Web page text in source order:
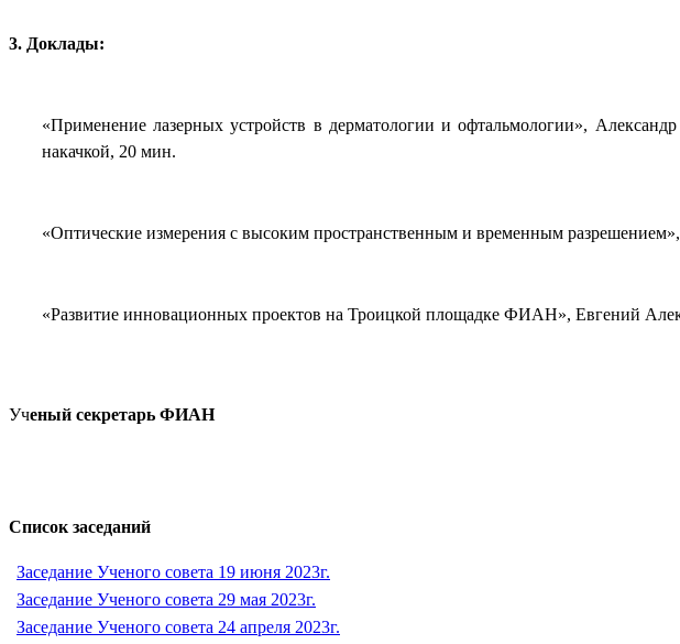
3. Доклады:
«Применение лазерных устройств в дерматологии и офтальмологии»,
накачкой, 20 мин.
«Оптические измерения с высоким пространственным и временным
«Развитие инновационных проектов на Троицкой площадке ФИАН», Евгений
Ученый секретарь ФИАН
Список заседаний
Заседание Ученого совета 19 июня 2023г.
Заседание Ученого совета 29 мая 2023г.
Заседание Ученого совета 24 апреля 2023г.